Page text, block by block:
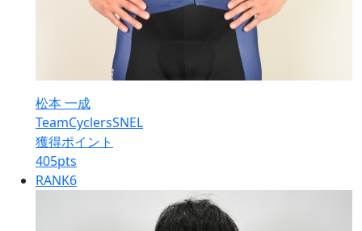
松本 一成
TeamCyclersSNEL
獲得ポイント
405pts
RANK6